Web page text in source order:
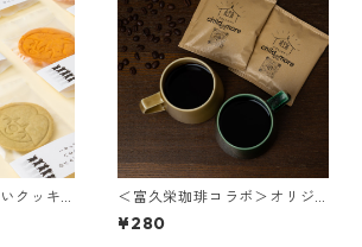
クッキ
＜富久栄珈琲コラボ＞オリジ
ナルドリップコーヒー【1PC】
¥280